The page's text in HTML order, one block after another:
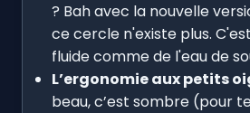
? Bah avec la nouvelle
ce cercle n'existe plus.
fluide comme de l'eau de
L’ergonomie aux petits
beau, c’est sombre (pour